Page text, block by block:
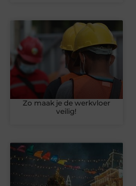
Zo maak je de werkvloer
veilig!